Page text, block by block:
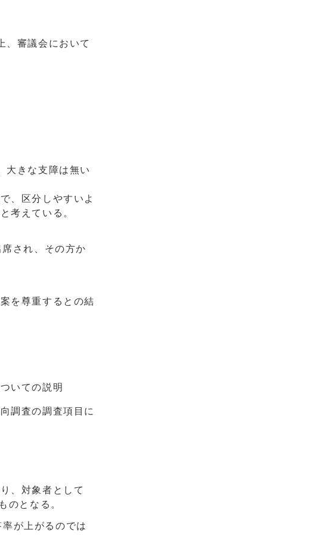
、審議会において
大きな支障は無い
、区分しやすいよ
考えている。
され、その方か
を尊重するとの結
いての説明
調査の調査項目に
、対象者として
のとなる。
が上がるのでは